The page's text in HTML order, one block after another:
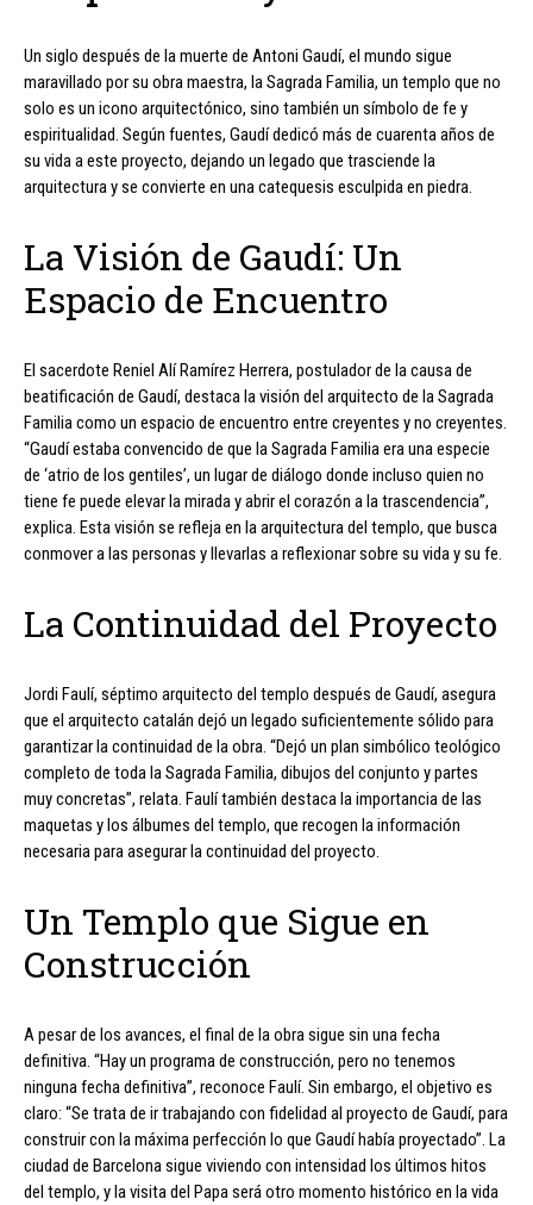
Un siglo después de la muerte de Antoni Gaudí, el mundo sigue
maravillado por su obra maestra, la Sagrada Familia, un templo que no
solo es un icono arquitectónico, sino también un símbolo de fe y
espiritualidad. Según fuentes, Gaudí dedicó más de cuarenta años de
su vida a este proyecto, dejando un legado que trasciende la
arquitectura y se convierte en una catequesis esculpida en piedra.
La Visión de Gaudí: Un
Espacio de Encuentro
El sacerdote Reniel Alí Ramírez Herrera, postulador de la causa de
beatificación de Gaudí, destaca la visión del arquitecto de la Sagrada
Familia como un espacio de encuentro entre creyentes y no creyentes.
“Gaudí estaba convencido de que la Sagrada Familia era una especie
de ‘atrio de los gentiles’, un lugar de diálogo donde incluso quien no
tiene fe puede elevar la mirada y abrir el corazón a la trascendencia”,
explica. Esta visión se refleja en la arquitectura del templo, que busca
conmover a las personas y llevarlas a reflexionar sobre su vida y su fe.
La Continuidad del Proyecto
Jordi Faulí, séptimo arquitecto del templo después de Gaudí, asegura
que el arquitecto catalán dejó un legado suficientemente sólido para
garantizar la continuidad de la obra. “Dejó un plan simbólico teológico
completo de toda la Sagrada Familia, dibujos del conjunto y partes
muy concretas”, relata. Faulí también destaca la importancia de las
maquetas y los álbumes del templo, que recogen la información
necesaria para asegurar la continuidad del proyecto.
Un Templo que Sigue en
Construcción
A pesar de los avances, el final de la obra sigue sin una fecha
definitiva. “Hay un programa de construcción, pero no tenemos
ninguna fecha definitiva”, reconoce Faulí. Sin embargo, el objetivo es
claro: “Se trata de ir trabajando con fidelidad al proyecto de Gaudí, para
construir con la máxima perfección lo que Gaudí había proyectado”. La
ciudad de Barcelona sigue viviendo con intensidad los últimos hitos
del templo, y la visita del Papa será otro momento histórico en la vida